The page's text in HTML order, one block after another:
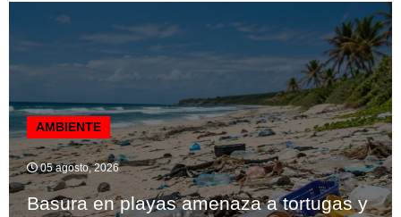
AMBIENTE
05 agosto, 2026
Basura en playas amenaza a tortugas y